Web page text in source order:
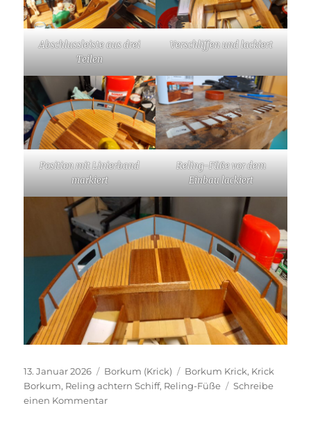
Abschlussleiste aus drei
Teilen
Verschliffen und lackiert
Position mit Linierband
markiert
Reling-Füße vor dem
Einbau lackiert
Veröffentlicht
am
13. Januar 2026 Kategorien
Borkum (Krick) Schlagwörter
Borkum Krick, Krick
Borkum, Reling achtern Schiff, Reling-Füße
Schreibe
einen Kommentarzu